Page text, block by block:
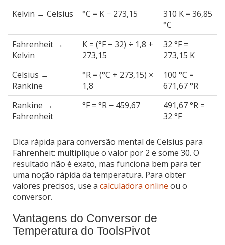
Kelvin → Celsius
°C = K − 273,15
310 K = 36,85
°C
Fahrenheit →
Kelvin
K = (°F − 32) ÷ 1,8 +
273,15
32 °F =
273,15 K
Celsius →
Rankine
°R = (°C + 273,15) ×
1,8
100 °C =
671,67 °R
Rankine →
Fahrenheit
°F = °R − 459,67
491,67 °R =
32 °F
Dica rápida para conversão mental de Celsius para
Fahrenheit: multiplique o valor por 2 e some 30. O
resultado não é exato, mas funciona bem para ter
uma noção rápida da temperatura. Para obter
valores precisos, use a calculadora online ou o
conversor.
Vantagens do Conversor de
Temperatura do ToolsPivot